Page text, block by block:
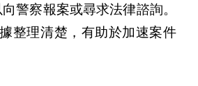
警察報案或尋求法律諮詢。
整理清楚，有助於加速案件